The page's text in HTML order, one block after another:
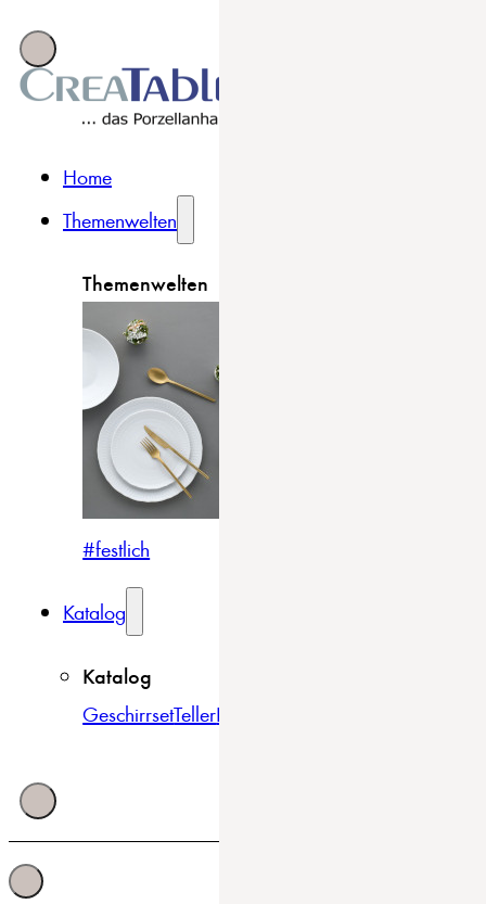
Home
Themenwelten
Themenwelten
#festlich
Katalog
Katalog
GeschirrsetTellerBowls & Schüsseln